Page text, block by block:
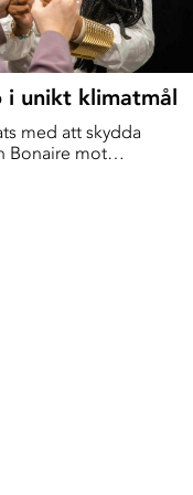
i unikt klimatmål
med att skydda
Bonaire mot
säger forskaren